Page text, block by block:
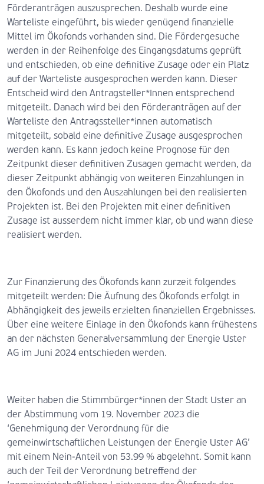
Förderanträgen auszusprechen. Deshalb wurde eine
Warteliste eingeführt, bis wieder genügend finanzielle
Mittel im Ökofonds vorhanden sind. Die Fördergesuche
werden in der Reihenfolge des Eingangsdatums geprüft
und entschieden, ob eine definitive Zusage oder ein Platz
auf der Warteliste ausgesprochen werden kann. Dieser
Entscheid wird den Antragsteller*Innen entsprechend
mitgeteilt. Danach wird bei den Förderanträgen auf der
Warteliste den Antragssteller*innen automatisch
mitgeteilt, sobald eine definitive Zusage ausgesprochen
werden kann. Es kann jedoch keine Prognose für den
Zeitpunkt dieser definitiven Zusagen gemacht werden, da
dieser Zeitpunkt abhängig von weiteren Einzahlungen in
den Ökofonds und den Auszahlungen bei den realisierten
Projekten ist. Bei den Projekten mit einer definitiven
Zusage ist ausserdem nicht immer klar, ob und wann diese
realisiert werden.
Zur Finanzierung des Ökofonds kann zurzeit folgendes
mitgeteilt werden: Die Äufnung des Ökofonds erfolgt in
Abhängigkeit des jeweils erzielten finanziellen Ergebnisses.
Über eine weitere Einlage in den Ökofonds kann frühestens
an der nächsten Generalversammlung der Energie Uster
AG im Juni 2024 entschieden werden.
Weiter haben die Stimmbürger*innen der Stadt Uster an
der Abstimmung vom 19. November 2023 die
‘Genehmigung der Verordnung für die
gemeinwirtschaftlichen Leistungen der Energie Uster AG’
mit einem Nein-Anteil von 53.99 % abgelehnt. Somit kann
auch der Teil der Verordnung betreffend der